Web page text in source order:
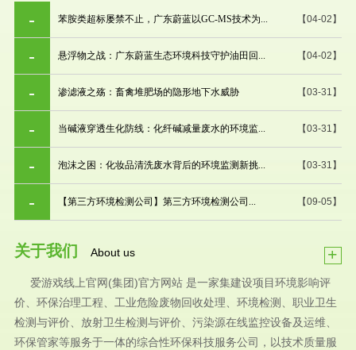
【04-02】
苯胺类超标屡禁不止，广东蔚蓝以GC-MS技术为...
【04-02】
悬浮物之战：广东蔚蓝生态环境科技守护油田回...
【03-31】
渗滤液之殇：畜禽堆肥场的隐形地下水威胁
【03-31】
当碱液穿透生化防线：化纤碱减量废水的环境监...
【03-31】
泡沫之困：化妆品清洗废水背后的环境监测新挑...
【09-05】
【第三方环境检测公司】第三方环境检测公司...
关于我们 About us +
爱游戏线上官网(集团)官方网站 是一家集建设项目环境影响评
价、环保治理工程、工业危险废物回收处理、环境检测、职业卫生
检测与评价、放射卫生检测与评价、污染源在线监控设备及运维、
环保管家等服务于一体的综合性环保科技服务公司，以技术质量服